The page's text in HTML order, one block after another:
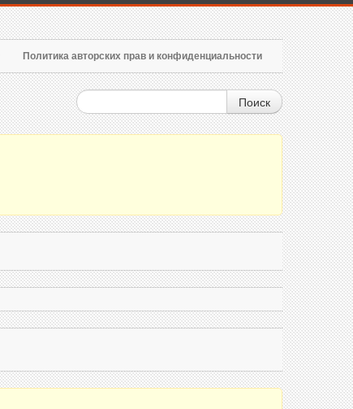
Политика авторских прав и конфиденциальности
Поиск